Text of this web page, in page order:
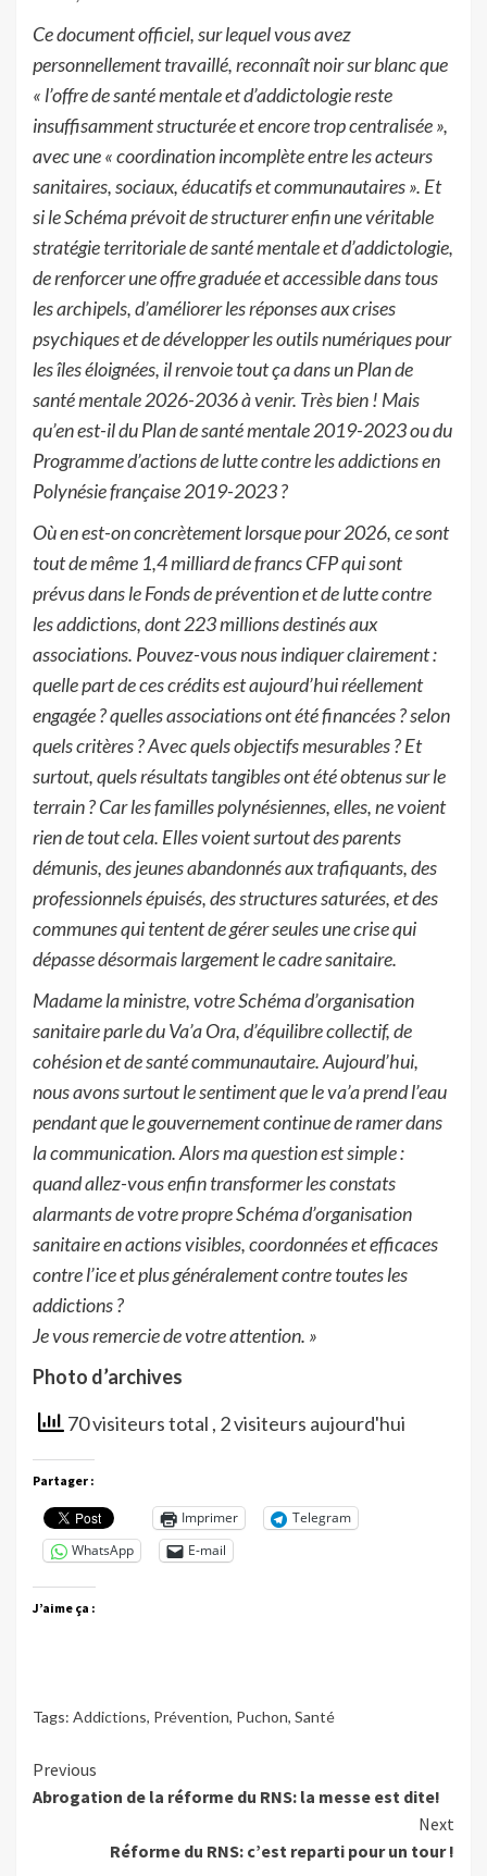
Ce document officiel, sur lequel vous avez
personnellement travaillé, reconnaît noir sur blanc que
« l’offre de santé mentale et d’addictologie reste
insuffisamment structurée et encore trop centralisée »,
avec une « coordination incomplète entre les acteurs
sanitaires, sociaux, éducatifs et communautaires ». Et
si le Schéma prévoit de structurer enfin une véritable
stratégie territoriale de santé mentale et d’addictologie,
de renforcer une offre graduée et accessible dans tous
les archipels, d’améliorer les réponses aux crises
psychiques et de développer les outils numériques pour
les îles éloignées, il renvoie tout ça dans un Plan de
santé mentale 2026-2036 à venir. Très bien ! Mais
qu’en est-il du Plan de santé mentale 2019-2023 ou du
Programme d’actions de lutte contre les addictions en
Polynésie française 2019-2023 ?
Où en est-on concrètement lorsque pour 2026, ce sont
tout de même 1,4 milliard de francs CFP qui sont
prévus dans le Fonds de prévention et de lutte contre
les addictions, dont 223 millions destinés aux
associations. Pouvez-vous nous indiquer clairement :
quelle part de ces crédits est aujourd’hui réellement
engagée ? quelles associations ont été financées ? selon
quels critères ? Avec quels objectifs mesurables ? Et
surtout, quels résultats tangibles ont été obtenus sur le
terrain ? Car les familles polynésiennes, elles, ne voient
rien de tout cela. Elles voient surtout des parents
démunis, des jeunes abandonnés aux trafiquants, des
professionnels épuisés, des structures saturées, et des
communes qui tentent de gérer seules une crise qui
dépasse désormais largement le cadre sanitaire.
Madame la ministre, votre Schéma d’organisation
sanitaire parle du Va’a Ora, d’équilibre collectif, de
cohésion et de santé communautaire. Aujourd’hui,
nous avons surtout le sentiment que le va’a prend l’eau
pendant que le gouvernement continue de ramer dans
la communication. Alors ma question est simple :
quand allez-vous enfin transformer les constats
alarmants de votre propre Schéma d’organisation
sanitaire en actions visibles, coordonnées et efficaces
contre l’ice et plus généralement contre toutes les
addictions ?
Je vous remercie de votre attention. »
Photo d’archives
70 visiteurs total , 2 visiteurs aujourd'hui
Partager :
Imprimer
Telegram
WhatsApp
E-mail
J’aime ça :
Tags: Addictions, Prévention, Puchon, Santé
Continue
Reading
Previous
Abrogation de la réforme du RNS: la messe est dite!
Next
Réforme du RNS: c’est reparti pour un tour !